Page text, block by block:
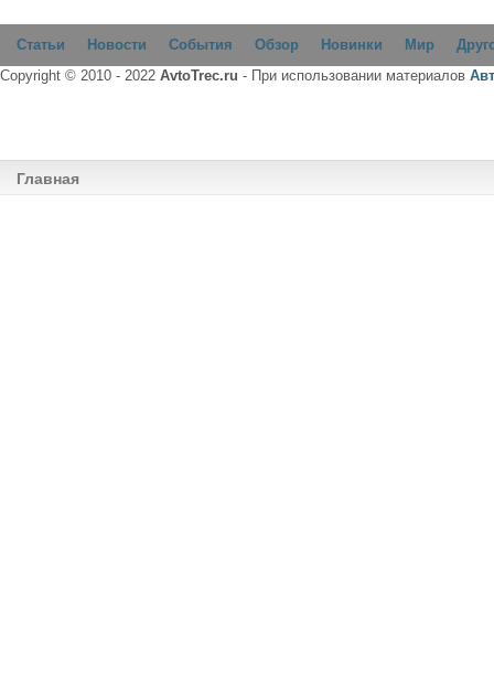
Статьи Новости События Обзор Новинки Мир
Copyright © 2010 - 2022 AvtoTrec.ru - При использовании материалов
Главная